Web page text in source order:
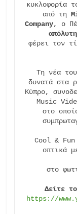
κυκλοφορία
από τη
Company
φέρει τον
Τη νέα
δυνατά στα
Κύπρο,
Music
στο
Cool & Fun
οπτικά
στο
Δείτε
https://